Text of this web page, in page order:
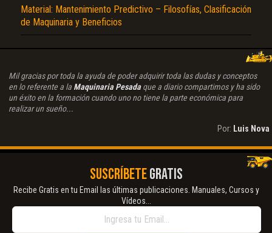
Material: Mantenimiento Predictivo – Filosofías, Clasificación
de Maquinaria y Beneficios
Mil gracias por toda la ayuda de poder adquirir toda las dudas y conceptos
en lo referente a la Maquinaria Pesadaque a diario compartimos y ha sido
un éxito en la formación cuando uno no tiene la parte económica para
realizar un sueño...
Por: Luis Nova
SUSCRÍBETEGRATIS
Recibe Gratis en tu Email las últimas publicaciones. Manuales, Cursos y
Vídeos...